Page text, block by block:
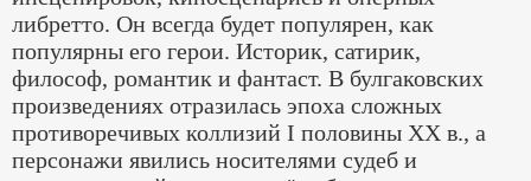
либретто. Он всегда будет популярен, как
популярны его герои. Историк, сатирик,
философ, романтик и фантаст. В булгаковских
произведениях отразилась эпоха сложных
противоречивых коллизий I половины XX в., а
персонажи явились носителями судеб и